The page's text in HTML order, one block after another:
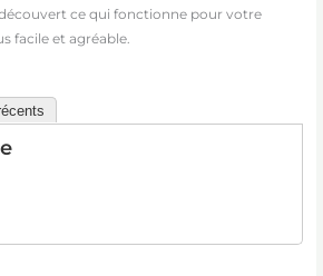
ce qui fonctionne pour votre
facile et agréable.